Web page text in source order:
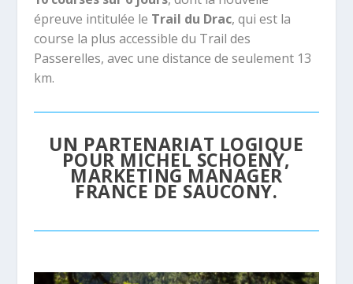
épreuve intitulée le Trail du Drac, qui est la
course la plus accessible du Trail des
Passerelles, avec une distance de seulement 13
km.
UN PARTENARIAT LOGIQUE
POUR MICHEL SCHOENY,
MARKETING MANAGER
FRANCE DE SAUCONY.